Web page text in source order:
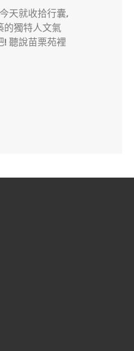
天就收拾行囊,
的獨特人文氣
! 聽說苗栗苑裡